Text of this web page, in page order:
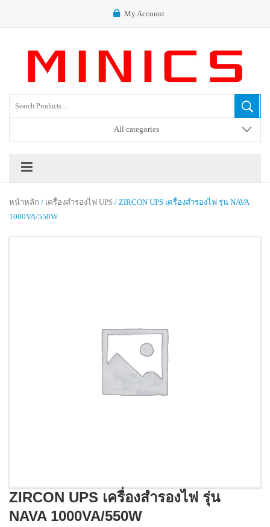
My Account
All categories
หน้าหลัก / เครื่องสำรองไฟ UPS / ZIRCON UPS เครื่องสำรองไฟ รุ่น NAVA
1000VA/550W
ZIRCON UPS เครื่องสำรองไฟ รุ่น
NAVA 1000VA/550W